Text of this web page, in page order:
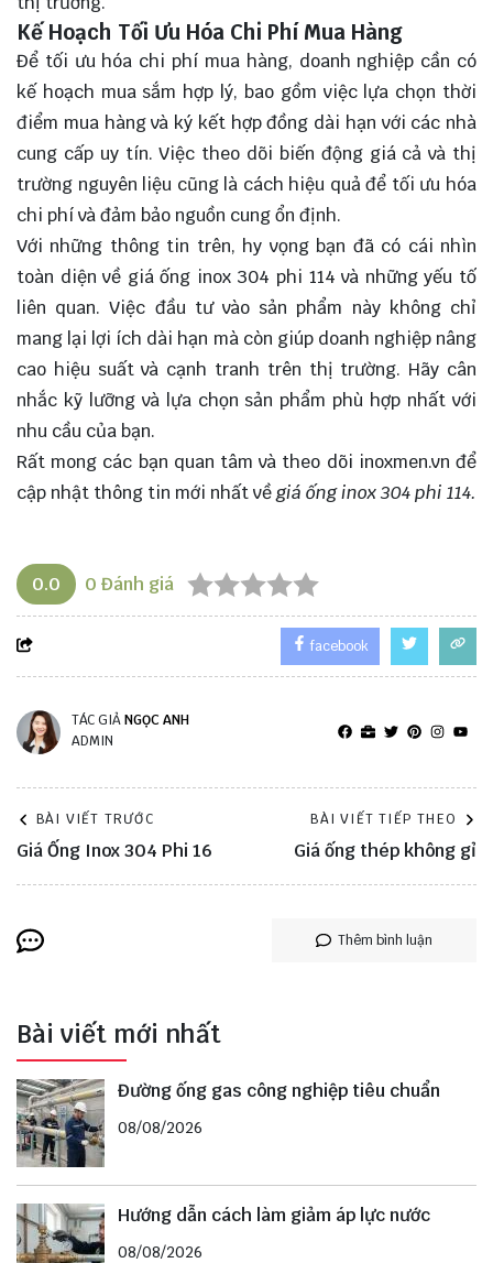
Kế Hoạch Tối Ưu Hóa Chi Phí Mua Hàng
Để tối ưu hóa chi phí mua hàng, doanh nghiệp cần có
kế hoạch mua sắm hợp lý, bao gồm việc lựa chọn thời
điểm mua hàng và ký kết hợp đồng dài hạn với các nhà
cung cấp uy tín. Việc theo dõi biến động giá cả và thị
trường nguyên liệu cũng là cách hiệu quả để tối ưu hóa
chi phí và đảm bảo nguồn cung ổn định.
Với những thông tin trên, hy vọng bạn đã có cái nhìn
toàn diện về giá ống inox 304 phi 114 và những yếu tố
liên quan. Việc đầu tư vào sản phẩm này không chỉ
mang lại lợi ích dài hạn mà còn giúp doanh nghiệp nâng
cao hiệu suất và cạnh tranh trên thị trường. Hãy cân
nhắc kỹ lưỡng vàlựa chọn sản phẩm phù hợp nhất với
nhu cầu của bạn.
Rất mong các bạn quan tâm và theo dõi inoxmen.vn để
cập nhật thông tin mới nhất vềgiá ống inox 304 phi 114.
0.0 0 Đánh giá
facebook
TÁC GIẢNGỌC ANH
ADMIN
BÀI VIẾT TRƯỚC
Giá Ống Inox 304 Phi 16
BÀI VIẾT TIẾP THEO
Giá ống thép không gỉ
Thêm bình luận
Bài viết mới nhất
Đường ống gas công nghiệp tiêu chuẩn
08/08/2026
Hướng dẫn cách làm giảm áp lực nước
08/08/2026